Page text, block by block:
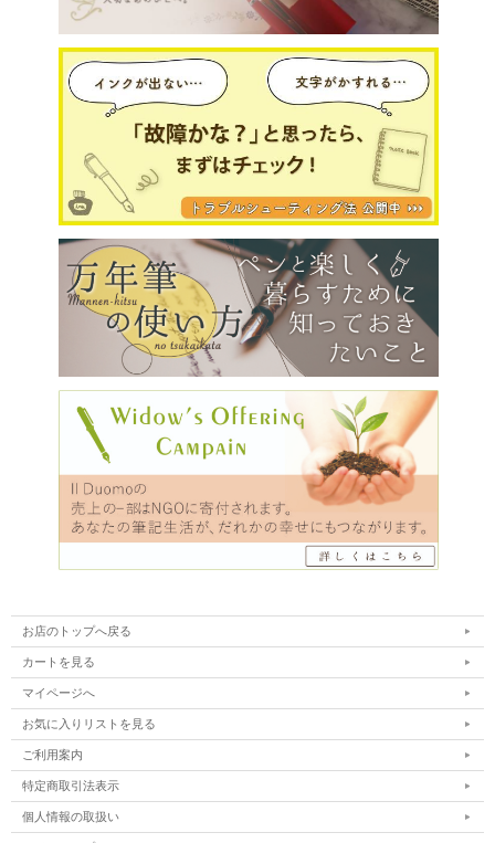
お店のトップへ戻る
カートを見る
マイページへ
お気に入りリストを見る
ご利用案内
特定商取引法表示
個人情報の取扱い